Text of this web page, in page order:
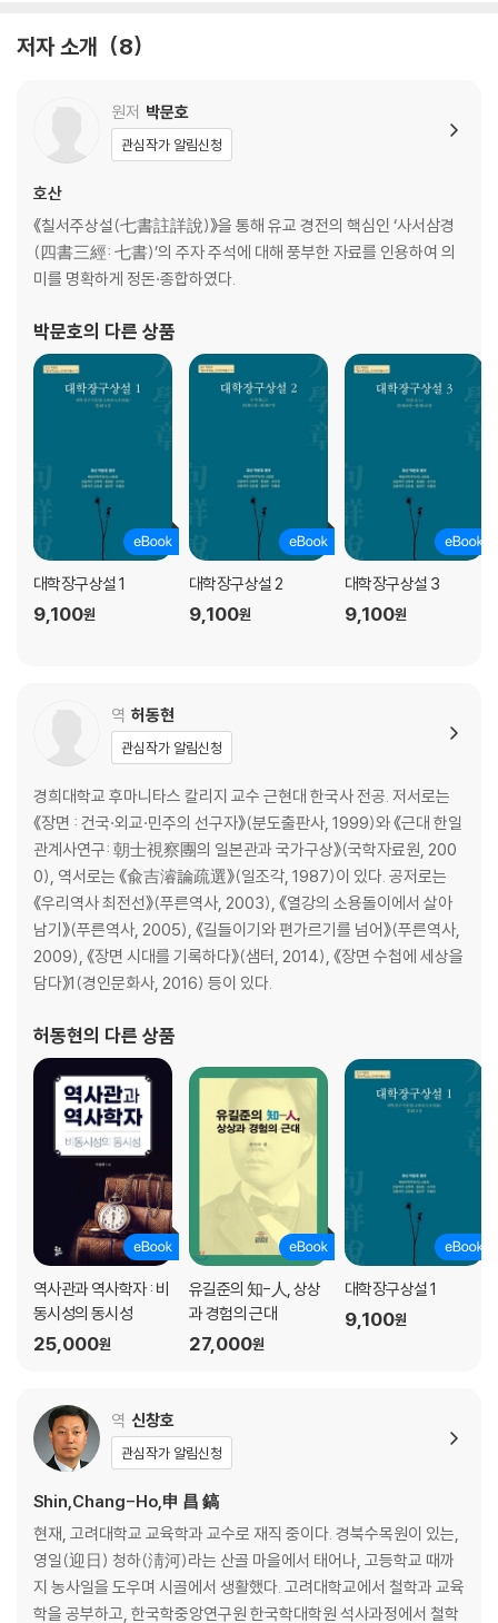
저자 소개 8
원저 박문호
관심작가 알림신청
호산
《칠서주상설(七書註詳說)》을 통해 유교 경전의 핵심인 ‘사서삼경
(四書三經: 七書)’의 주자 주석에 대해 풍부한 자료를 인용하여 의
미를 명확하게 정돈·종합하였다.
박문호의 다른 상품
대학장구상설 1
9,100원
대학장구상설 2
9,100원
대학장구상설 3
9,100원
역 허동현
관심작가 알림신청
경희대학교 후마니타스 칼리지 교수 근현대 한국사 전공. 저서로는
《장면 : 건국·외교·민주의 선구자》(분도출판사, 1999)와 《근대 한일
관계사연구: 朝士視察團의 일본관과 국가구상》(국학자료원, 200
0), 역서로는 《兪吉濬論疏選》(일조각, 1987)이 있다. 공저로는
《우리역사 최전선》(푸른역사, 2003), 《열강의 소용돌이에서 살아
남기》(푸른역사, 2005), 《길들이기와 편가르기를 넘어》(푸른역사,
2009), 《장면 시대를 기록하다》(샘터, 2014), 《장면 수첩에 세상을
담다》1(경인문화사, 2016) 등이 있다.
허동현의 다른 상품
역사관과 역사학자 : 비
동시성의 동시성
25,000원
유길준의 知-人, 상상
과 경험의 근대
27,000원
대학장구상설 1
9,100원
역 신창호
관심작가 알림신청
Shin,Chang-Ho,申 昌 鎬
현재, 고려대학교 교육학과 교수로 재직 중이다. 경북수목원이 있는,
영일(迎日) 청하(淸河)라는 산골 마을에서 태어나, 고등학교 때까
지 농사일을 도우며 시골에서 생활했다. 고려대학교에서 철학과 교육
학을 공부하고, 한국학중앙연구원 한국학대학원 석사과정에서 철학